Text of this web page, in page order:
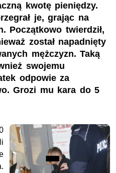
kwotę pieniędzy.
je, grając na
Początkowo twierdził,
został napadnięty
mężczyzn. Taką
swojemu
odpowie za
Grozi mu kara do 5